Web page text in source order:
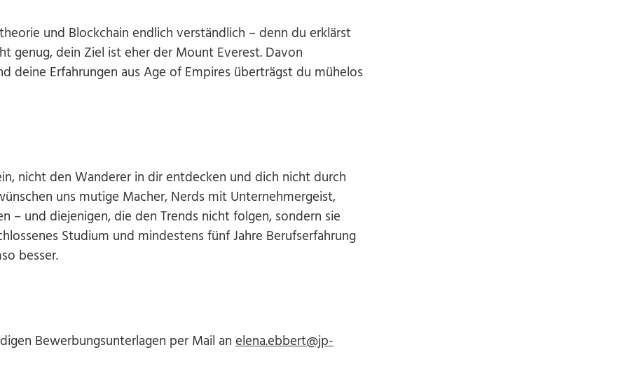
und Blockchain endlich verständlich – denn du erklärst
genug, dein Ziel ist eher der Mount Everest. Davon
deine Erfahrungen aus Age of Empires überträgst du mühelos
nicht den Wanderer in dir entdecken und dich nicht durch
uns mutige Macher, Nerds mit Unternehmergeist,
– und diejenigen, die den Trends nicht folgen, sondern sie
Studium und mindestens fünf Jahre Berufserfahrung
besser.
Bewerbungsunterlagen per Mail an elena.ebbert@jp-